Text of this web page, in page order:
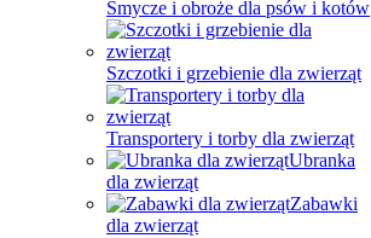
Smycze i obroże dla psów i kotów
Szczotki i grzebienie dla zwierząt
Transportery i torby dla zwierząt
Ubranka
dla zwierząt
Zabawki
dla zwierząt